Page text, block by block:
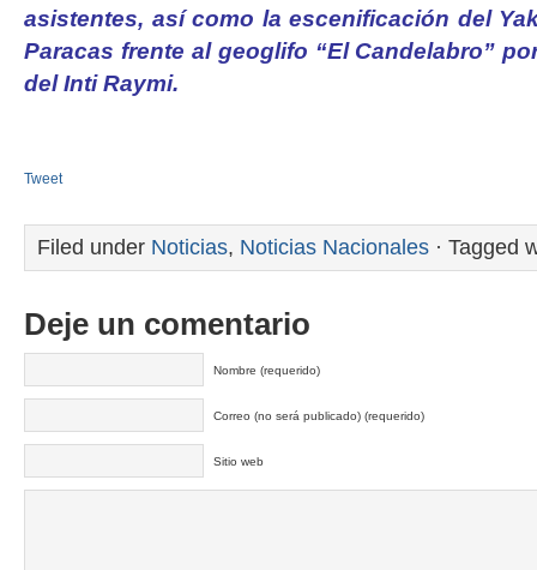
asistentes, así como la escenificación del
Paracas frente al geoglifo “El Candelabro”
del Inti Raymi.
Tweet
Filed under Noticias, Noticias Nacionales · Tagged
Deje un comentario
Nombre (requerido)
Correo (no será publicado) (requerido)
Sitio web